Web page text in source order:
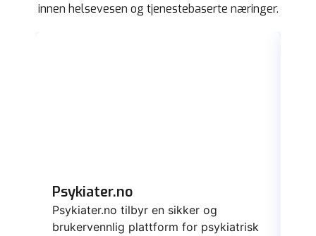
innen helsevesen og tjenestebaserte næringer.
Psykiater.no
Psykiater.no tilbyr en sikker og
brukervennlig plattform for psykiatrisk